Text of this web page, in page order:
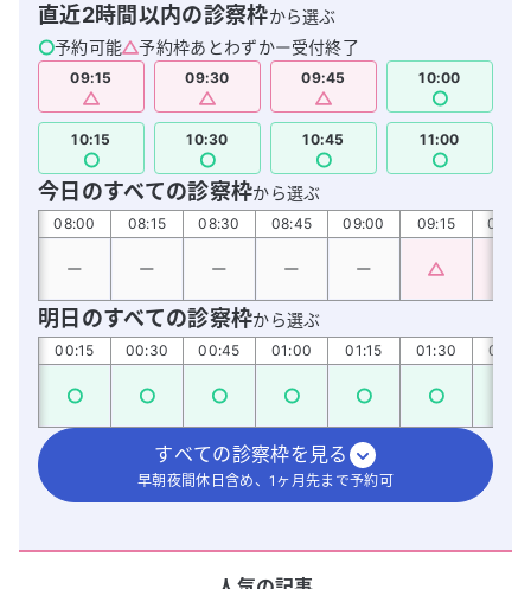
直近2時間以内の診察枠から選ぶ
予約可能
予約枠あとわずか 受付終了
09:15 09:30 09:45 10:00
10:15 10:30 10:45 11:00
今日のすべての診察枠から選ぶ
08:00 08:15 08:30 08:45 09:00 09:15 09:30
明日のすべての診察枠から選ぶ
00:15 00:30 00:45 01:00 01:15 01:30 01:45
すべての診察枠を見る
早朝夜間休日含め、1ヶ月先まで予約可